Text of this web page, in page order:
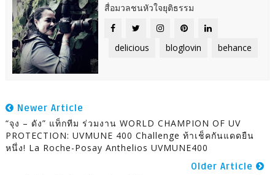
สื่อมวลชนหัวใจยุติธรรม
delicious bloglovin behance
Newer Article
“จุง – ดัง” แท็กทีม ร่วมงาน WORLD CHAMPION OF UV
PROTECTION: UVMUNE 400 Challenge ท้าเช็คกันแดดยืน
หนึ่ง! La Roche-Posay Anthelios UVMUNE400
Older Article